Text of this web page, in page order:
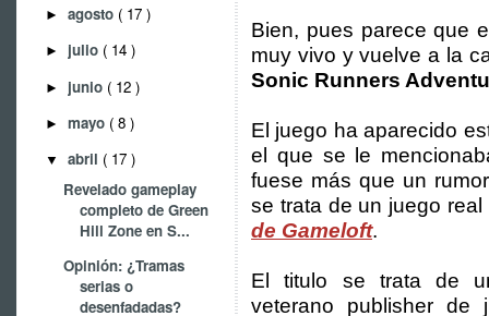
► agosto ( 17 )
► julio ( 14 )
► junio ( 12 )
► mayo ( 8 )
▼ abril ( 17 )
Revelado gameplay
completo de Green
Hill Zone en S...
Opinión: ¿Tramas
serias o
desenfadadas?
Bien, pues parece que
muy vivo y vuelve a la
Sonic Runners
El juego ha aparecido
el que se le
fuese más que un
se trata de un juego
de Gameloft.
El titulo se trata de
veterano publisher de